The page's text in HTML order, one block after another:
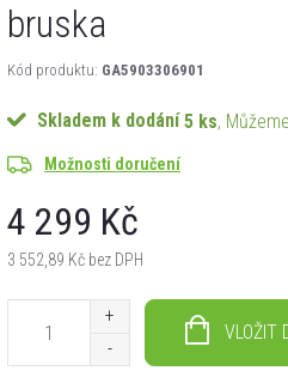
bruska
Kód produktu: GA5903306901
Skladem k dodání 5 ks
Možnosti doručení
4 299 Kč
3 552,89 Kč bez DPH
VLOŽIT